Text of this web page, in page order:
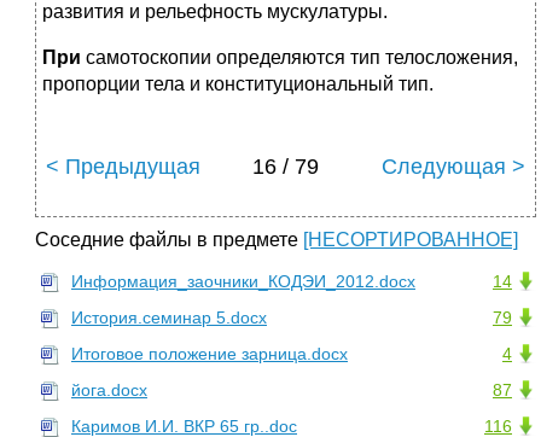
развития и рельефность мускулатуры.
При самотоскопии определяются тип телосложения,
пропорции тела и конституциональный тип.
< Предыдущая 16 / 79 Следующая >
Соседние файлы в предмете [НЕСОРТИРОВАННОЕ]
14
Информация_заочники_КОДЭИ_2012.docx
79
История.семинар 5.docx
4
Итоговое положение зарница.docx
87
йога.docx
116
Каримов И.И. ВКР 65 гр..doc